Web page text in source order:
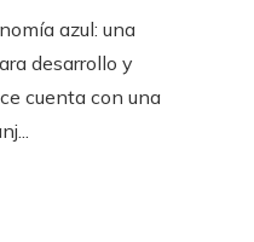
azul: una
desarrollo y
cuenta con una